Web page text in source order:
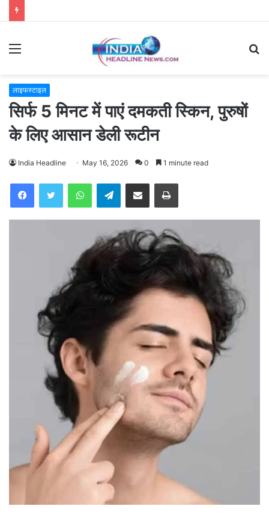
Menu
लाइफस्टाइल
सिर्फ 5 मिनट में पाएं दमकती स्किन, पुरुषों
के लिए आसान डेली रूटीन
India Headline May 16, 2026 0 1 minute read
WhatsAppTelegramShare via Email Print